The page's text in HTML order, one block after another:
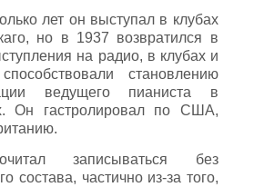
лет он выступал в клубах
но в 1937 возвратился в
на радио, в клубах и
становлению
ведущего пианиста в
Он гастролировал по США,
записываться без
состава, частично из-за того,